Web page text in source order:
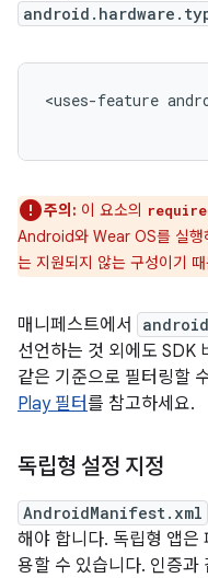
<uses-feature
주의: 이 요소의
Android와 Wear OS를 실행
는 지원되지 않는 구성이기
매니페스트에서
선언하는 것 외에도 SDK
같은 기준으로 필터링할
Play 필터를 참고하세요.
독립형 설정 지정
AndroidManifest.xml
해야 합니다. 독립형 앱은
용할 수 있습니다. 인증과